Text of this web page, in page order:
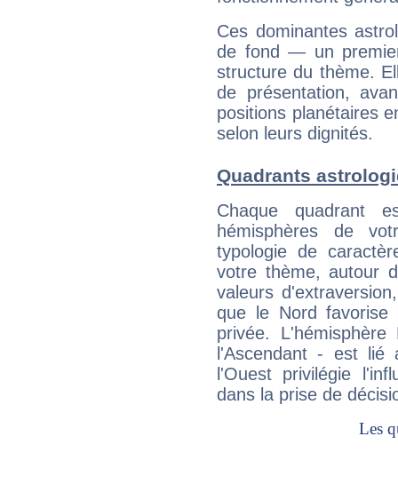
Ces dominantes
de fond — un
structure du thème.
de présentation,
positions planétaires
selon leurs dignités.
Quadrants
Chaque quadrant
hémisphères de
typologie de
votre thème, autour
valeurs
que le Nord favorise
privée.
l'Ascendant - est
l'Ouest privilégie
dans la prise de